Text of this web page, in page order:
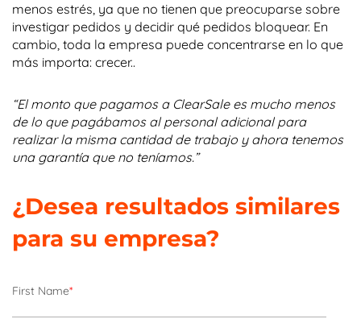
menos estrés, ya que no tienen que preocuparse sobre
investigar pedidos y decidir qué pedidos bloquear. En
cambio, toda la empresa puede concentrarse en lo que
más importa: crecer..
“El monto que pagamos a ClearSale es mucho menos
de lo que pagábamos al personal adicional para
realizar la misma cantidad de trabajo y ahora tenemos
una garantía que no teníamos.”
¿Desea resultados similares
para su empresa?
First Name*